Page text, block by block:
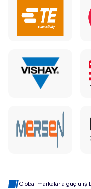
Global markalarla güçlü iş